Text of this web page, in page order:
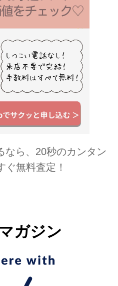
ジェリー ビストロ エ
coffee sta...
なら、20秒のカンタン
ぐ無料査定！
ガジン